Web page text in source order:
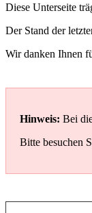
Diese Unterseite
Der Stand der
Wir danken Ihnen
Hinweis: Bei
Bitte besuchen